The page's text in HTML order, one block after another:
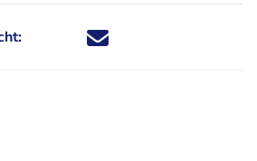
Deel dit nieuwsbericht via X -
Deel dit nieuwsbericht via
Deel dit nieuwsbericht
Deel dit